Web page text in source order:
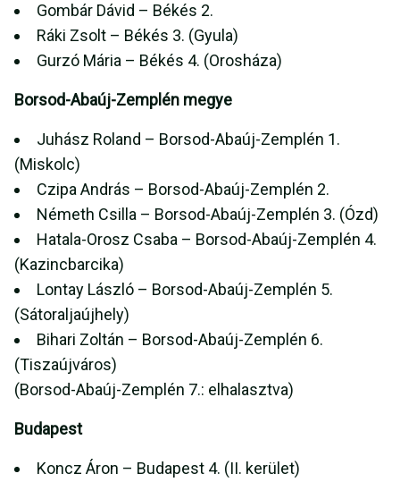
Gombár Dávid – Békés 2.
Ráki Zsolt – Békés 3. (Gyula)
Gurzó Mária – Békés 4. (Orosháza)
Borsod-Abaúj-Zemplén megye
Juhász Roland – Borsod-Abaúj-Zemplén 1.
(Miskolc)
Czipa András – Borsod-Abaúj-Zemplén 2.
Németh Csilla – Borsod-Abaúj-Zemplén 3. (Ózd)
Hatala-Orosz Csaba – Borsod-Abaúj-Zemplén 4.
(Kazincbarcika)
Lontay László – Borsod-Abaúj-Zemplén 5.
(Sátoraljaújhely)
Bihari Zoltán – Borsod-Abaúj-Zemplén 6.
(Tiszaújváros)
(Borsod-Abaúj-Zemplén 7.: elhalasztva)
Budapest
Koncz Áron – Budapest 4. (II. kerület)